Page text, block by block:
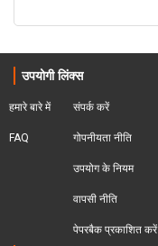
उपयोगी लिंक्स
हमारे बारे में
FAQ
संपर्क करें
गोपनीयता नीति
उपयोग के नियम
वापसी नीति
पेपरबैक प्रकाशित करें